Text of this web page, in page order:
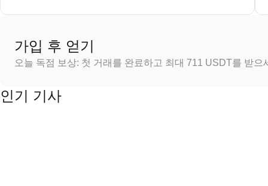
가입 후 얻기
오늘 독점 보상: 첫 거래를 완료하고 최대 711 USDT를 받으
인기 기사